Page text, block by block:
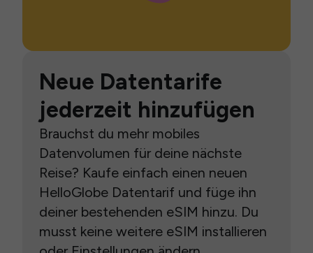
Neue Datentarife
jederzeit hinzufügen
Brauchst du mehr mobiles
Datenvolumen für deine nächste
Reise? Kaufe einfach einen neuen
HelloGlobe Datentarif und füge ihn
deiner bestehenden eSIM hinzu. Du
musst keine weitere eSIM installieren